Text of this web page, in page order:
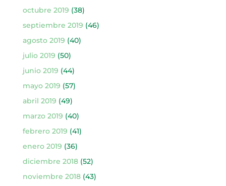
octubre 2019 (38)
septiembre 2019 (46)
agosto 2019 (40)
julio 2019 (50)
junio 2019 (44)
mayo 2019 (57)
abril 2019 (49)
marzo 2019 (40)
febrero 2019 (41)
enero 2019 (36)
diciembre 2018(52)
noviembre 2018(43)